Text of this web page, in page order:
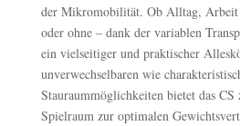
der Mikromobilität. Ob Alltag,
oder ohne – dank der variablen
ein vielseitiger und praktischer
unverwechselbaren wie
Stauraummöglichkeiten bietet das CS
Spielraum zur optimalen